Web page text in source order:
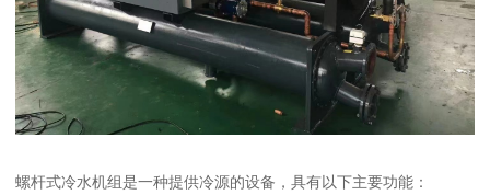
螺杆式冷水机组是一种提供冷源的设备，具有以下主要功能：